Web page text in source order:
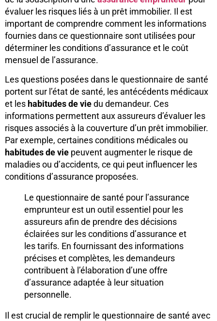
évaluer les risques liés à un prêt immobilier. Il est
important de comprendre comment les informations
fournies dans ce questionnaire sont utilisées pour
déterminer les conditions d’assurance et le coût
mensuel de l’assurance.
Les questions posées dans le questionnaire de santé
portent sur l’état de santé, les antécédents médicaux
et les habitudes de viedu demandeur. Ces
informations permettent aux assureurs d’évaluer les
risques associés à la couverture d’un prêt immobilier.
Par exemple, certaines conditions médicales ou
habitudes de vie peuvent augmenter le risque de
maladies ou d’accidents, ce qui peut influencer les
conditions d’assurance proposées.
Le questionnaire de santé pour l’assurance
emprunteur est un outil essentiel pour les
assureurs afin de prendre des décisions
éclairées sur les conditions d’assurance et
les tarifs. En fournissant des informations
précises et complètes, les demandeurs
contribuent à l’élaboration d’une offre
d’assurance adaptée à leur situation
personnelle.
Il est crucial de remplir le questionnaire de santé avec